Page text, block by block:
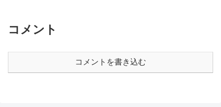
コメント
コメントを書き込む